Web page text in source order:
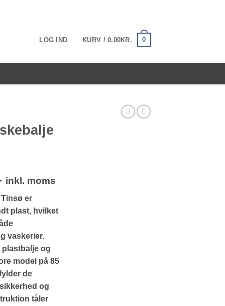
LOG IND KURV /0.00KR. 0
Prisinterval:
til
410.00kr.
inkl. moms
er
plast, hvilket
vaskerier.
og
model på 85
de
og
tåler